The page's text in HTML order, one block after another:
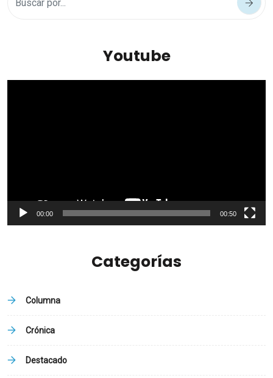
Youtube
00:00 00:50
Categorías
Columna
Crónica
Destacado